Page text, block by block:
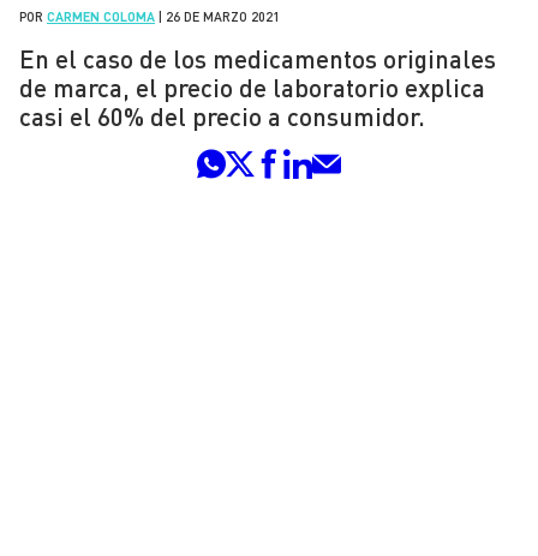
POR CARMEN COLOMA 26 DE MARZO 2021
En el caso de los medicamentos originales
de marca, el precio de laboratorio explica
casi el 60% del precio a consumidor.